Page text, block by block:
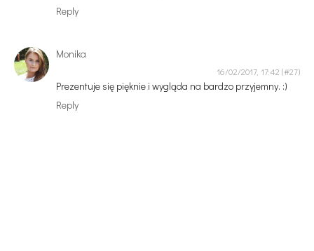
Reply
Monika
16/02/2017, 17:42
Prezentuje się pięknie i wygląda na bardzo przyjemny. :)
Reply